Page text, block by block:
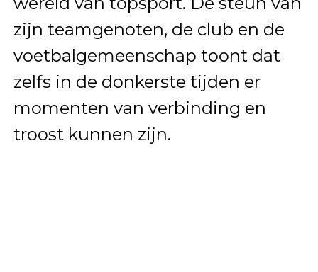
zijn teamgenoten, de club en de
voetbalgemeenschap toont dat
zelfs in de donkerste tijden er
momenten van verbinding en
troost kunnen zijn.